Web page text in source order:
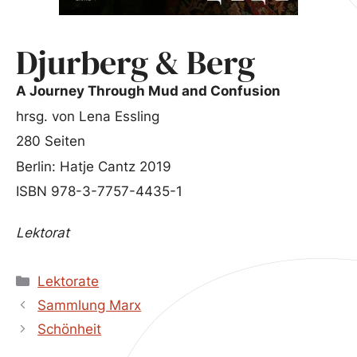
Djurberg & Berg
A Journey Through Mud and Confusion
hrsg. von Lena Essling
280 Seiten
Berlin: Hatje Cantz 2019
ISBN 978-3-7757-4435-1
Lektorat
Kategorien
Lektorate
Sammlung Marx
Schönheit